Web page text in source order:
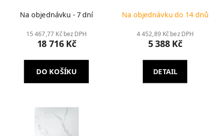
Na objednávku - 7 dní
15 467,77 Kč bez DPH
18 716 Kč
DO KOŠÍKU
Na objednávku do 14 dnů
4 452,89 Kč bez DPH
5 388 Kč
DETAIL